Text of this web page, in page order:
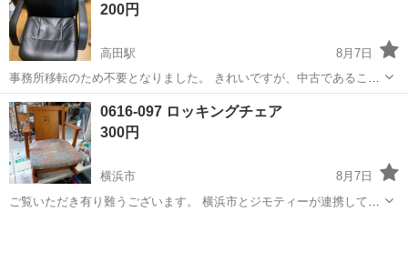
ち込めます！ ※詳細はこ...
200円
高田駅
8月7日
事務所移転のため不要となりました。 きれいですが、中古であること
をご了承ください
神奈川 横浜市 高田駅 椅子
0616-097 ロッキングチェア
300円
横浜市
8月7日
ご覧いただき有り難うございます。 横浜市とジモティーが連携して運